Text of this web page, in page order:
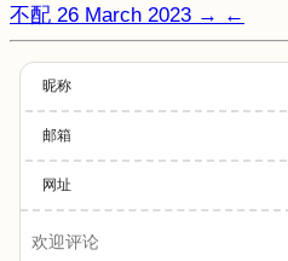
不配 26 March 2023 → ←
昵称
邮箱
网址